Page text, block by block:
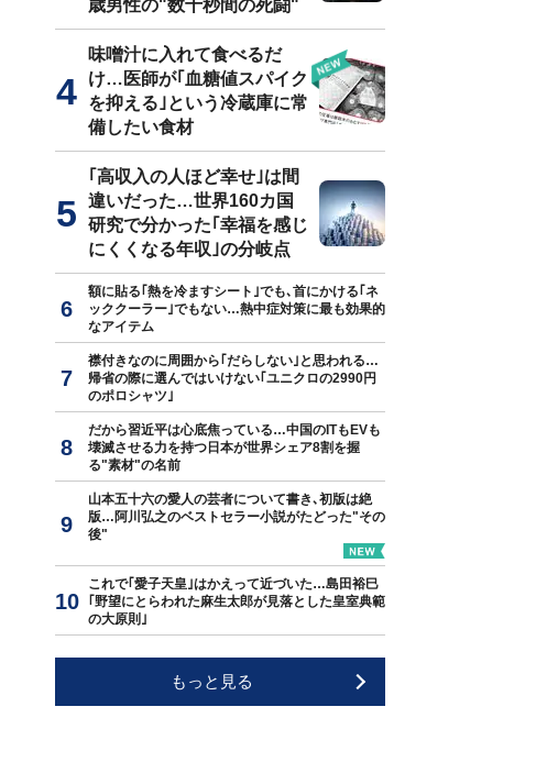
歳男性の"数十秒間の死闘"
味噌汁に入れて食べるだ
け…医師が｢血糖値スパイク
を抑える｣という冷蔵庫に常
備したい食材
｢高収入の人ほど幸せ｣は間
違いだった…世界160カ国
研究で分かった｢幸福を感じ
にくくなる年収｣の分岐点
額に貼る｢熱を冷ますシート｣でも､首にかける｢ネ
ッククーラー｣でもない…熱中症対策に最も効果的
なアイテム
襟付きなのに周囲から｢だらしない｣と思われる…
帰省の際に選んではいけない｢ユニクロの2990円
のポロシャツ｣
だから習近平は心底焦っている…中国のITもEVも
壊滅させる力を持つ日本が世界シェア8割を握
る"素材"の名前
山本五十六の愛人の芸者について書き､初版は絶
版…阿川弘之のベストセラー小説がたどった"その
後"
これで｢愛子天皇｣はかえって近づいた…島田裕巳
｢野望にとらわれた麻生太郎が見落とした皇室典範
の大原則｣
もっと見る